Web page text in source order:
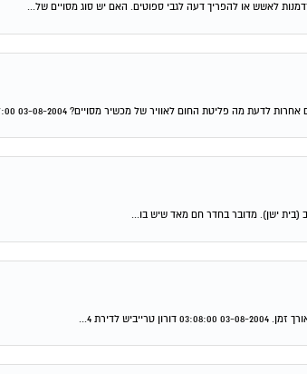
לאשש או להפריך דעה לגבי ספוטים. האם יש סוג מסויים של...